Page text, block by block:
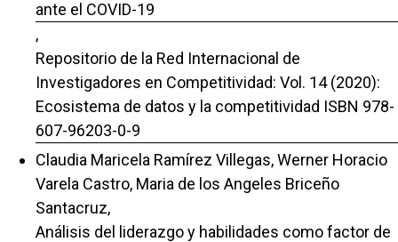
ante el COVID-19
,
Repositorio de la Red Internacional de
Investigadores en Competitividad: Vol. 14 (2020):
Ecosistema de datos y la competitividad ISBN 978-
607-96203-0-9
Claudia Maricela Ramírez Villegas, Werner Horacio
Varela Castro, Maria de los Angeles Briceño
Santacruz,
Análisis del liderazgo y habilidades como factor de